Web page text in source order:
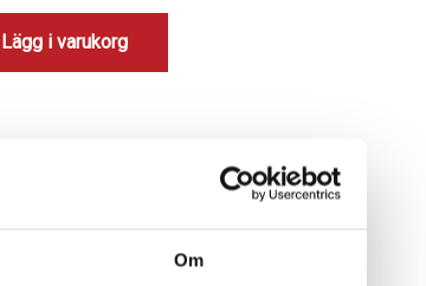
Om
Lägg i varukorg